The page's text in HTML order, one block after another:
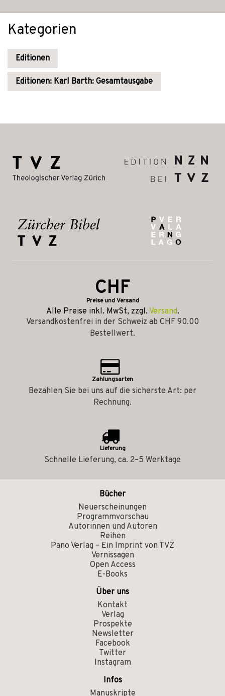
Kategorien
Editionen
Editionen: Karl Barth: Gesamtausgabe
CHF
Preise und Versand
Alle Preise inkl. MwSt, zzgl. Versand.
Versandkostenfrei in der Schweiz ab CHF 90.00
Bestellwert.
Zahlungsarten
Bezahlen Sie bei uns auf die sicherste Art: per
Rechnung.
Lieferung
Schnelle Lieferung, ca. 2–5 Werktage
Bücher
Neuerscheinungen
Programmvorschau
Autorinnen und Autoren
Reihen
Pano Verlag – Ein Imprint von TVZ
Vernissagen
Open Access
E-Books
Über uns
Kontakt
Verlag
Prospekte
Newsletter
Facebook
Twitter
Instagram
Infos
Manuskripte